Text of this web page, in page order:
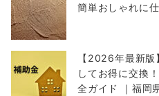
簡単おしゃれに
【2026年最新
してお得に交換
全ガイド ｜福